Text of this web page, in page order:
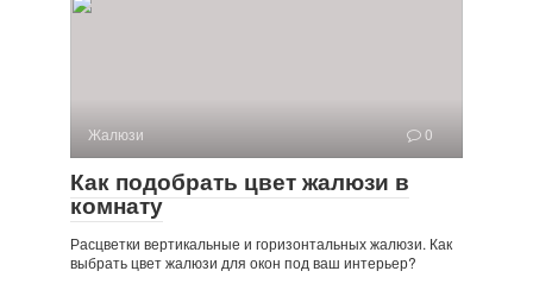
Жалюзи 0
Как подобрать цвет жалюзи в
комнату
Расцветки вертикальные и горизонтальных жалюзи. Как
выбрать цвет жалюзи для окон под ваш интерьер?